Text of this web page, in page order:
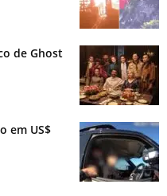
de Ghost
em US$